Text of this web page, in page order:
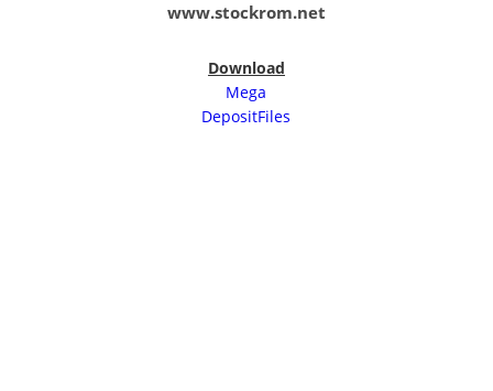
www.stockrom.net
Download
Mega
DepositFiles